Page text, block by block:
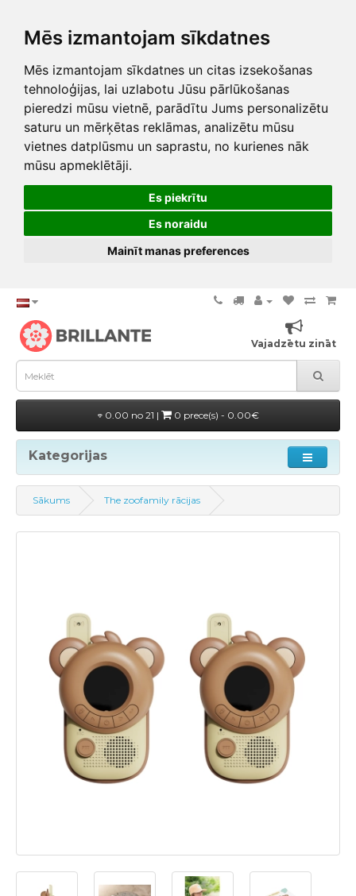
Mēs izmantojam sīkdatnes
Mēs izmantojam sīkdatnes un citas izsekošanas
tehnoloģijas, lai uzlabotu Jūsu pārlūkošanas
pieredzi mūsu vietnē, parādītu Jums personalizētu
saturu un mērķētas reklāmas, analizētu mūsu
vietnes datplūsmu un saprastu, no kurienes nāk
mūsu apmeklētāji.
Es piekrītu
Es noraidu
Mainīt manas preferences
Vajadzētu zināt
0.00 no 21 | 0 prece(s) - 0.00€
Kategorijas
Sākums The zoofamily rācijas